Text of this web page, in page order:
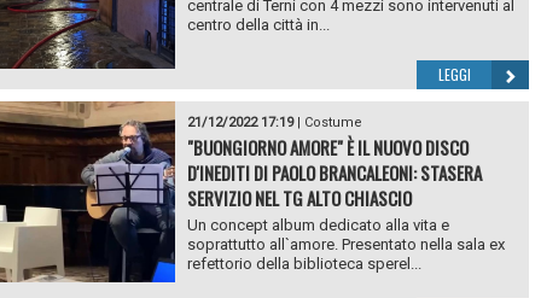
centrale di Terni con 4 mezzi sono intervenuti al
centro della città in...
LEGGI
21/12/2022 17:19| Costume
"BUONGIORNO AMORE" È IL NUOVO DISCO
D'INEDITI DI PAOLO BRANCALEONI: STASERA
SERVIZIO NEL TG ALTO CHIASCIO
Un concept album dedicato alla vita e
soprattutto all`amore. Presentato nella sala ex
refettorio della biblioteca sperel...